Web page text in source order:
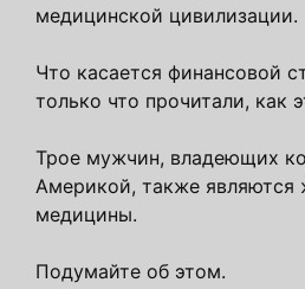
медицинской цивилизации.
Что касается финансовой
только что прочитали, как
Трое мужчин, владеющих
Америкой, также являются
медицины.
Подумайте об этом.